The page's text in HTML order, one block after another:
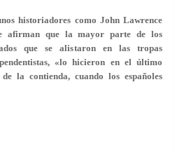
historiadores como John Lawrence
afirman que la mayor parte de los
que se alistaron en las tropas
«lo hicieron en el último
de la contienda, cuando los españoles